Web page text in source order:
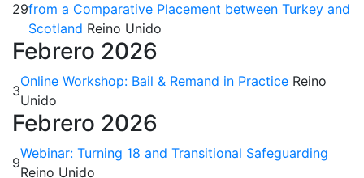
29from a Comparative Placement between Turkey and
Scotland Reino Unido
Febrero 2026
3
Online Workshop: Bail & Remand in Practice Reino
Unido
Febrero 2026
9
Webinar: Turning 18 and Transitional Safeguarding
Reino Unido